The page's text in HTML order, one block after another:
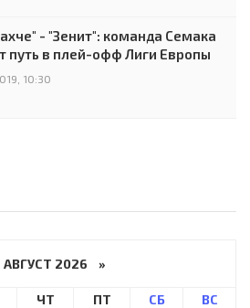
- "Зенит": команда Семака
путь в плей-офф Лиги Европы
10:30
АВГУСТ 2026 »
ЧТ ПТ СБ
ВС